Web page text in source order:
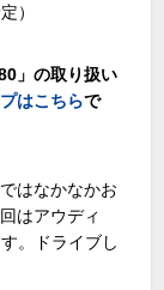
）
」の取り扱い
はこちらで
はなかなかお
はアウディ
。ドライブし